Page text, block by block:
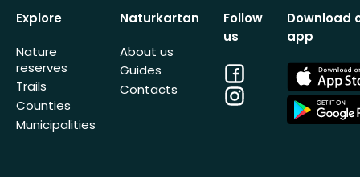
Explore
Nature
reserves
Trails
Counties
Municipalities
Naturkartan
About us
Guides
Contacts
Follow
us
Facebook
Instagram
Download
app
App
Store
App
Store